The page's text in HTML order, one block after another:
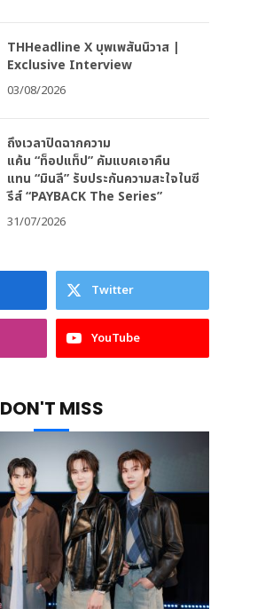
THHeadline X บุพเพสันนิวาส |
Exclusive Interview
03/08/2026
ถึงเวลาปิดฉากความ
แค้น “ท็อปแท็ป” คัมแบคเอาคืน
แทน “มินลี” รับประกันความสะใจในซี
รีส์ “PAYBACK The Series”
31/07/2026
Twitter
YouTube
DON'T MISS